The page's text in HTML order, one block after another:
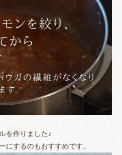
を作りました♪
にするのもおすすめです。